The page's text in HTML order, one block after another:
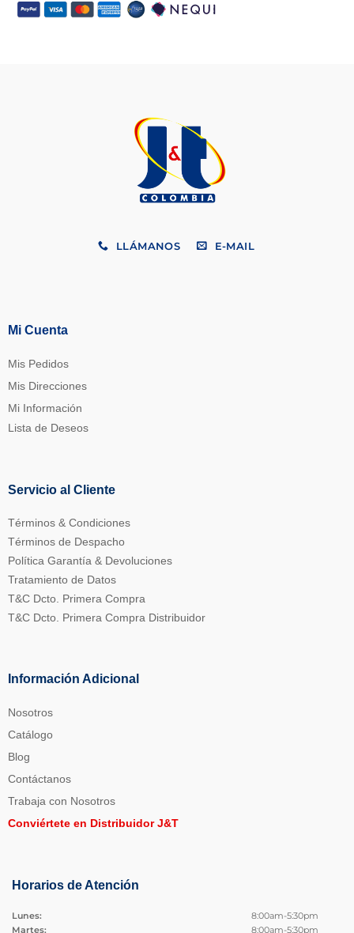
LLÁMANOS E-MAIL
Mi Cuenta
Mis Pedidos
Mis Direcciones
Mi Información
Lista de Deseos
Servicio al Cliente
Términos & Condiciones
Términos de Despacho
Política Garantía & Devoluciones
Tratamiento de Datos
T&C Dcto. Primera Compra
T&C Dcto. Primera Compra Distribuidor
Información Adicional
Nosotros
Catálogo
Blog
Contáctanos
Trabaja con Nosotros
Conviértete en Distribuidor J&T
Horarios de Atención
Lunes:
8:00am-5:30pm
Martes:
8:00am-5:30pm